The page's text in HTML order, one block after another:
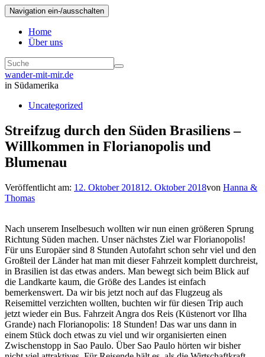
Navigation ein-/ausschalten
Home
Über uns
wander-mit-mir.de
in Südamerika
Uncategorized
Streifzug durch den Süden Brasiliens –
Willkommen in Florianopolis und
Blumenau
Veröffentlicht am: 12. Oktober 201812. Oktober 2018von Hanna &
Thomas
Nach unserem Inselbesuch wollten wir nun einen größeren Sprung
Richtung Süden machen. Unser nächstes Ziel war Florianopolis!
Für uns Europäer sind 8 Stunden Autofahrt schon sehr viel und den
Großteil der Länder hat man mit dieser Fahrzeit komplett durchreist,
in Brasilien ist das etwas anders. Man bewegt sich beim Blick auf
die Landkarte kaum, die Größe des Landes ist einfach
bemerkenswert. Da wir bis jetzt noch auf das Flugzeug als
Reisemittel verzichten wollten, buchten wir für diesen Trip auch
jetzt wieder ein Bus. Fahrzeit Angra dos Reis (Küstenort vor Ilha
Grande) nach Florianopolis: 18 Stunden! Das war uns dann in
einem Stück doch etwas zu viel und wir organisierten einen
Zwischenstopp in Sao Paulo. Über Sao Paulo hörten wir bisher